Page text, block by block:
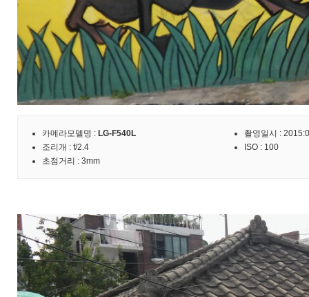
카메라모델명 : LG-F540L
촬영일시 :
조리개 : f/2.4
ISO : 100
초점거리 : 3mm